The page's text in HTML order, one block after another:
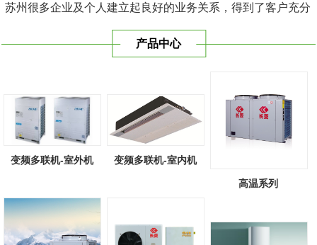
苏州很多企业及个人建立起良好的业务关系，得到了客户充分
与时俱进，树立良好的企业形象，以优质的服务、优质的技术
产品中心
变频多联机-室外机 变频多联机-室内机
高温系列